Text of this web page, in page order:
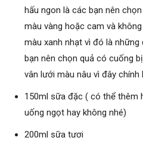
hấu ngon là các bạn nên
màu vàng hoặc cam và
màu xanh nhạt vì đó là
bạn nên chọn quả có cuống
vân lưới màu nâu vì đây
150ml sữa đặc ( có thể thêm
uống ngọt hay không nhé)
200ml sữa tươi